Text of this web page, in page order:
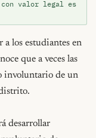
valor legal es
los estudiantes en
que a veces las
involuntario de un
desarrollar